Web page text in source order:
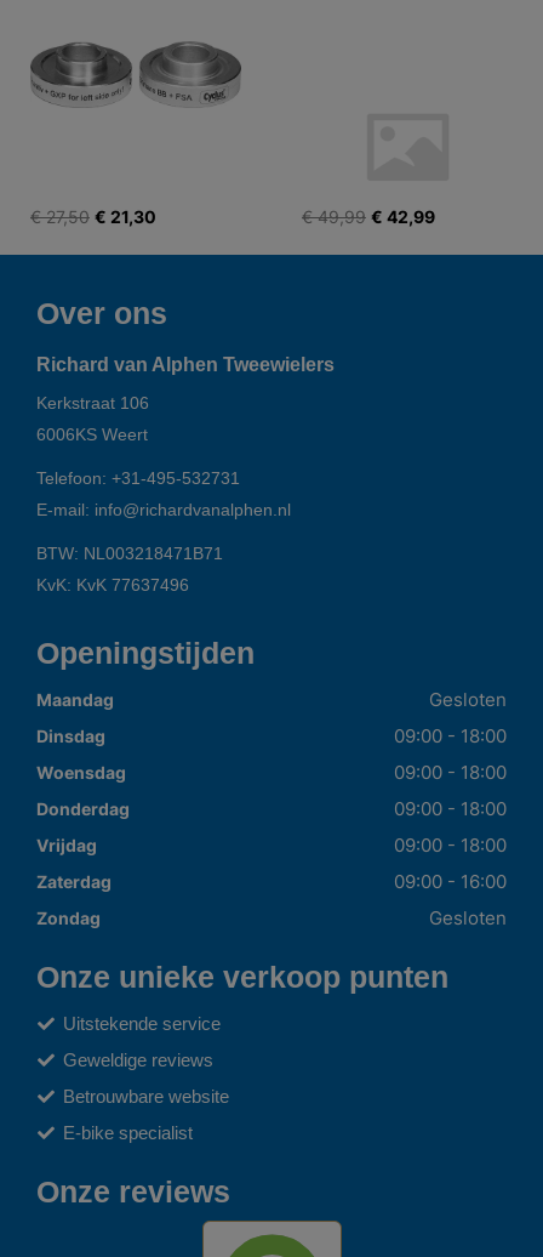
€ 27,50 € 21,30 € 49,99 € 42,99
Over ons
Richard van Alphen Tweewielers
Kerkstraat 106
6006KS Weert
Telefoon: +31-495-532731
E-mail: info@richardvanalphen.nl
BTW: NL003218471B71
KvK: KvK 77637496
Openingstijden
Maandag Gesloten
Dinsdag 09:00 - 18:00
Woensdag 09:00 - 18:00
Donderdag 09:00 - 18:00
Vrijdag 09:00 - 18:00
Zaterdag 09:00 - 16:00
Zondag Gesloten
Onze unieke verkoop punten
Uitstekende service
Geweldige reviews
Betrouwbare website
E-bike specialist
Onze reviews